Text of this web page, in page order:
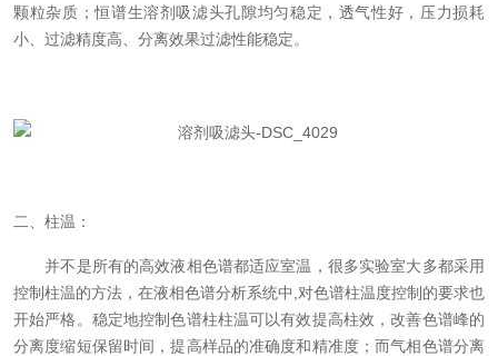
颗粒杂质；恒谱生溶剂吸滤头孔隙均匀稳定，透气性好，压力损耗
小、过滤精度高、分离效果过滤性能稳定。
二、柱温：
并不是所有的高效液相色谱都适应室温，很多实验室大多都采用
控制柱温的方法，在液相色谱分析系统中,对色谱柱温度控制的要求也
开始严格。稳定地控制色谱柱柱温可以有效提高柱效，改善色谱峰的
分离度缩短保留时间，提高样品的准确度和精准度；而气相色谱分离